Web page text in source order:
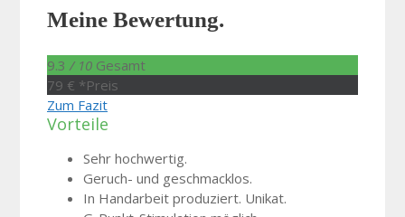
Meine Bewertung.
9.3/ 10 Gesamt
79 € *Preis
Zum Fazit
Vorteile
Sehr hochwertig.
Geruch- und geschmacklos.
In Handarbeit produziert. Unikat.